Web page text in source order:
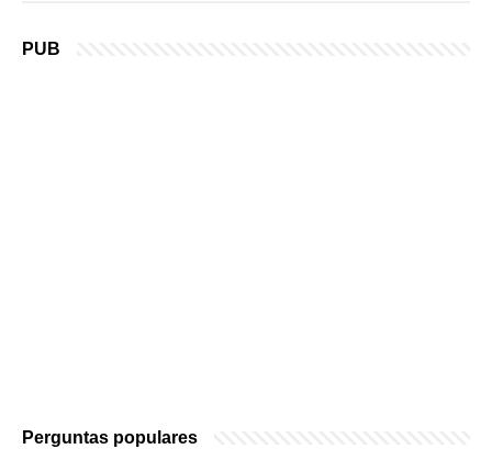
PUB
Perguntas populares